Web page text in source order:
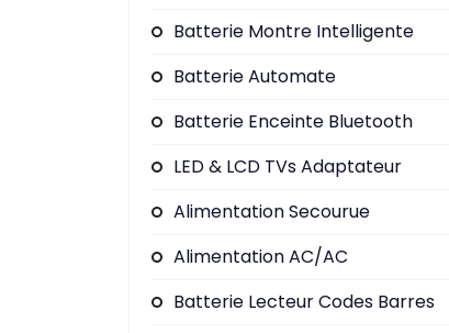
Batterie Montre Intelligente
Batterie Automate
Batterie Enceinte Bluetooth
LED & LCD TVs Adaptateur
Alimentation Secourue
Alimentation AC/AC
Batterie Lecteur Codes Barres